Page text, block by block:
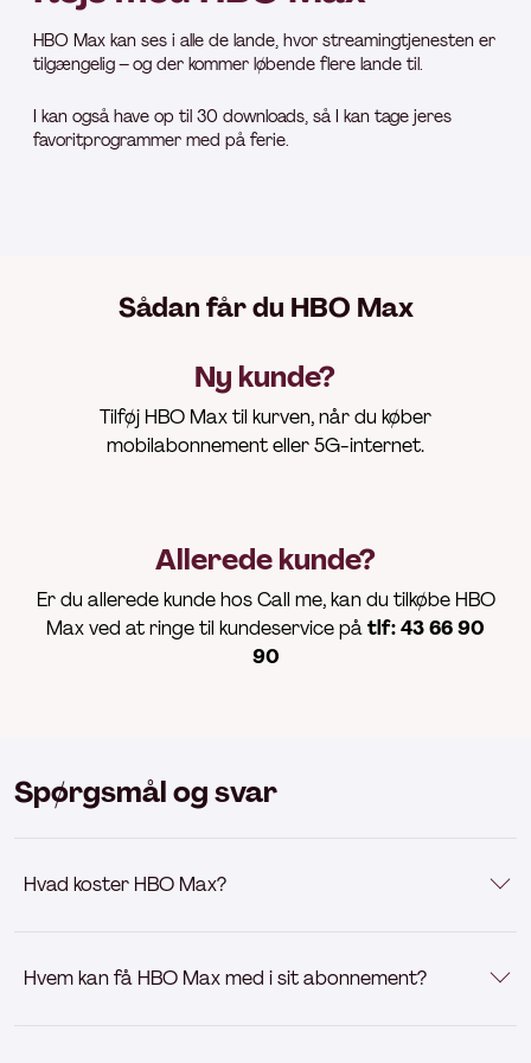
HBO Max kan ses i alle de lande, hvor streamingtjenesten er
tilgængelig – og der kommer løbende flere lande til.
I kan også have op til 30 downloads, så I kan tage jeres
favoritprogrammer med på ferie.
Sådan får du HBO Max
Ny kunde?
Tilføj HBO Max til kurven, når du køber
mobilabonnement eller 5G-internet.
Allerede kunde?
Er du allerede kunde hos Call me, kan du tilkøbe HBO
Max ved at ringe til kundeservice påtlf: 43 66 90
90
Spørgsmål og svar
Hvad koster HBO Max?
Hvem kan få HBO Max med i sit abonnement?